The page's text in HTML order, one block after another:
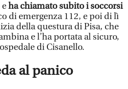
ha chiamato subito i soccorsi
di emergenza 112, e poi di lì
della questura di Pisa, che
e l’ha portata al sicuro,
di Cisanello.
al panico